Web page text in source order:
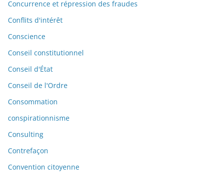
Concurrence et répression des fraudes
Conflits d'intérêt
Conscience
Conseil constitutionnel
Conseil d'État
Conseil de l'Ordre
Consommation
conspirationnisme
Consulting
Contrefaçon
Convention citoyenne